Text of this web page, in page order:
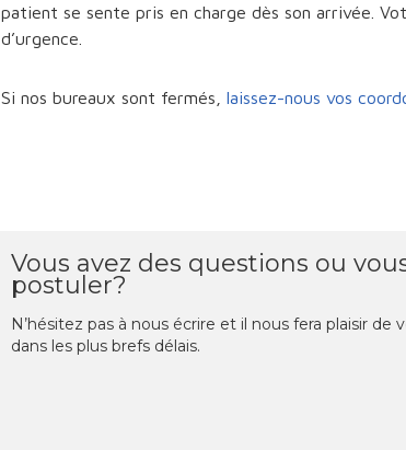
patient se sente pris en charge dès son arrivée.
d’urgence.
Si nos bureaux sont fermés,laissez-nous vos
Vous avez des questions ou
postuler?
N’hésitez pas à nous écrire et il nous fera plaisir de
dans les plus brefs délais.